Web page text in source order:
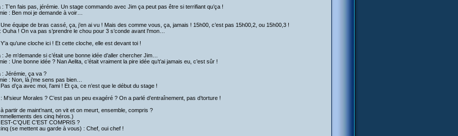
: T’en fais pas, jérémie. Un stage commando avec Jim ça peut pas être si terrifiant qu’ça !
: Ben moi je demande à voir…
équipe de bras cassé, ça, j’en ai vu ! Mais des comme vous, ça, jamais ! 15h00, c’est pas 15h00,2, ou 15h00,3 !
Ouha ! On va pas s’prendre le chou pour 3 s’conde avant l’mon…
qu’une cloche ici ! Et cette cloche, elle est devant toi !
: Je m’demande si c’était une bonne idée d’aller chercher Jim…
: Une bonne idée ? Nan Aelita, c’était vraiment la pire idée qu’t’ai jamais eu, c’est sûr !
: Jérémie, ça va ?
: Non, là j’me sens pas bien…
d’ça avec moi, l’ami ! Et ça, ce n’est que le début du stage !
M’sieur Morales ? C’est pas un peu exagéré ? On a parlé d’entraînement, pas d’torture !
partir de maint’nant, on vit et on meurt, ensemble, compris ?
des cinq héros.)
C’QUE C’EST COMPRIS ?
(se mettent au garde à vous) : Chef, oui chef !